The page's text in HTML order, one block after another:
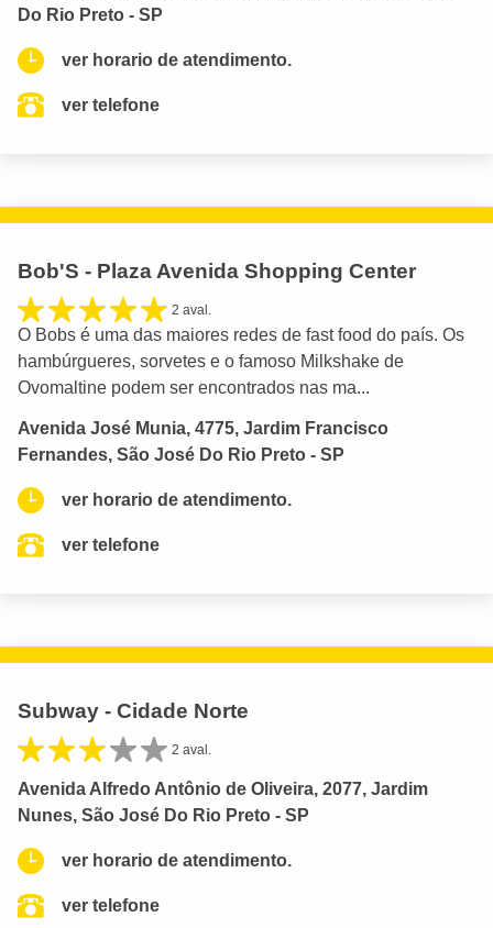
Do Rio Preto - SP
ver horario de atendimento.
ver telefone
Bob'S - Plaza Avenida Shopping Center
2 aval.
O Bobs é uma das maiores redes de fast food do país. Os
hambúrgueres, sorvetes e o famoso Milkshake de
Ovomaltine podem ser encontrados nas ma...
Avenida José Munia, 4775, Jardim Francisco
Fernandes, São José Do Rio Preto - SP
ver horario de atendimento.
ver telefone
Subway - Cidade Norte
2 aval.
Avenida Alfredo Antônio de Oliveira, 2077, Jardim
Nunes, São José Do Rio Preto - SP
ver horario de atendimento.
ver telefone